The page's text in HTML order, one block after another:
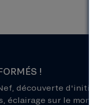
!
découverte
éclairage sur le